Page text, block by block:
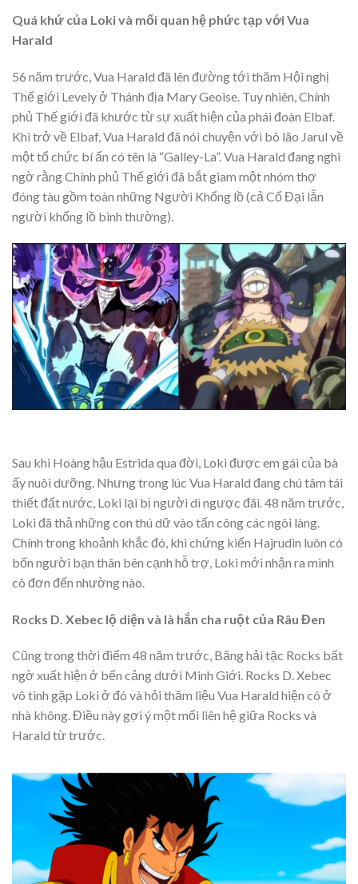
Quá khứ của Loki và mối quan hệ phức tạp với Vua
Harald
56 năm trước, Vua Harald đã lên đường tới thăm Hội nghị
Thế giới Levely ở Thánh địa Mary Geoise. Tuy nhiên, Chính
phủ Thế giới đã khước từ sự xuất hiện của phái đoàn Elbaf.
Khi trở về Elbaf, Vua Harald đã nói chuyện với bô lão Jarul về
một tổ chức bí ẩn có tên là “Galley-La”. Vua Harald đang nghi
ngờ rằng Chính phủ Thế giới đã bắt giam một nhóm thợ
đóng tàu gồm toàn những Người Khổng lồ (cả Cổ Đại lẫn
người khổng lồ bình thường).
Sau khi Hoàng hậu Estrida qua đời, Loki được em gái của bà
ấy nuôi dưỡng. Nhưng trong lúc Vua Harald đang chú tâm tái
thiết đất nước, Loki lại bị người dì ngược đãi. 48 năm trước,
Loki đã thả những con thú dữ vào tấn công các ngôi làng.
Chính trong khoảnh khắc đó, khi chứng kiến Hajrudin luôn có
bốn người bạn thân bên cạnh hỗ trợ, Loki mới nhận ra mình
cô đơn đến nhường nào.
Rocks D. Xebec lộ diện và là hắn cha ruột của Râu Đen
Cũng trong thời điểm 48 năm trước, Băng hải tặc Rocks bất
ngờ xuất hiện ở bến cảng dưới Minh Giới. Rocks D. Xebec
vô tình gặp Loki ở đó và hỏi thăm liệu Vua Harald hiện có ở
nhà không. Điều này gợi ý một mối liên hệ giữa Rocks và
Harald từ trước.